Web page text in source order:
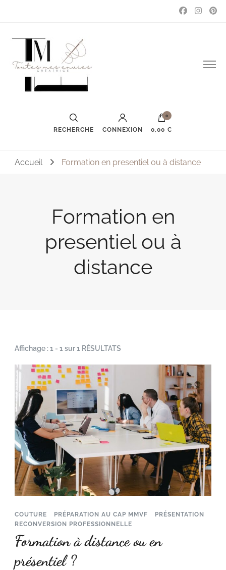
Toutes mes envies
Couture, accessoires, mode, bijoux …
RECHERCHE CONNEXION
0
0,00 €
Accueil Formation en presentiel ou à distance
Formation en
presentiel ou à
distance
Affichage : 1 - 1 sur 1 RÉSULTATS
COUTURE PRÉPARATION AU CAP MMVF
PRÉSENTATION
RECONVERSION PROFESSIONNELLE
Formation à distance ou en
présentiel ?